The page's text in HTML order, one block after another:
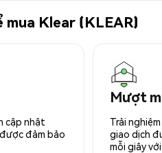
Klear (KLEAR)
cập nhật
đảm bảo
Mượt
Trải
giao dịch
mỗi giây